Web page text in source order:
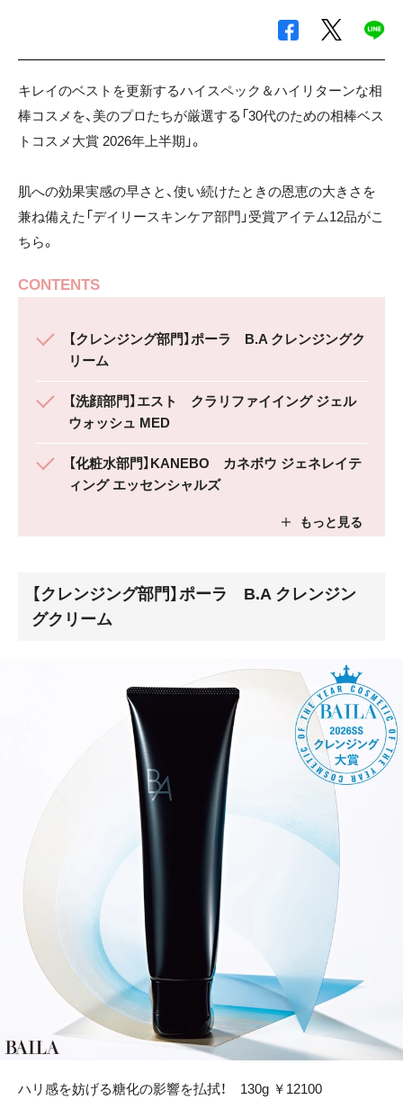
キレイのベストを更新するハイスペック＆ハイリターンな相
棒コスメを、美のプロたちが厳選する「30代のための相棒ベス
トコスメ大賞 2026年上半期」。
肌への効果実感の早さと、使い続けたときの恩恵の大きさを
兼ね備えた「デイリースキンケア部門」受賞アイテム12品がこ
ちら。
CONTENTS
【クレンジング部門】ポーラ B.A クレンジングク
リーム
【洗顔部門】エスト クラリファイイング ジェル
ウォッシュ MED
【化粧水部門】KANEBO カネボウ ジェネレイテ
ィング エッセンシャルズ
【クレンジング部門】ポーラ B.A クレンジン
グクリーム
ハリ感を妨げる糖化の影響を払拭！ 130g ￥12100